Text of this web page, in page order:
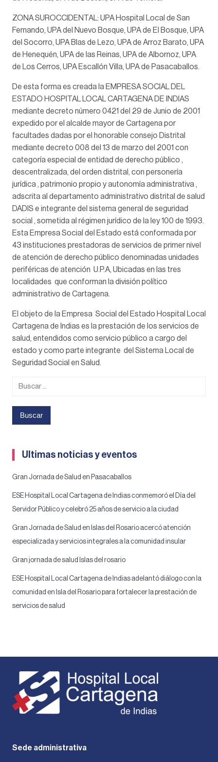
ZONA SUROCCIDENTAL: UPA Hospital Local de San
Fernando, UPA del Nuevo Bosque, UPA de El Bosque, UPA
del Socorro, UPA Blas de Lezo, UPA de Arroz Barato, UPA
de Henequén, UPA de las Reinas, UPA de Albornoz, UPA
de Los Cerros, UPA Escallón Villa, UPA de Pasacaballos.
De esta forma es creada la EMPRESA SOCIAL DEL
ESTADO HOSPITAL LOCAL CARTAGENA DE INDIAS
mediante decreto número 0421 del 29 de Junio de 2001
expedido por el alcalde mayor de Cartagena por
facultades dadas por el honorable consejo Distrital
mediante decreto 008 del 13 de marzo del 2001 con
categoría especial de entidad de derecho público ,
descentralizada, del orden distrital, con personería
jurídica , patrimonio propio y autonomía administrativa ,
adscrita al departamento administrativo distrital de salud
DADIS e integrante del sistema general de seguridad
social , sometida al régimen jurídico de la ley 100 de 1993.
Esta Empresa Social del Estado está conformada por
43 instituciones prestadoras de servicios de primer nivel
de atención de derecho público denominadas unidades
periféricas de atención U.P.A, Ubicadas en las tres
localidades que conforman la división político
administrativo de Cartagena.
El objeto de la Empresa Social del Estado Hospital Local
Cartagena de Indias es la prestación de los servicios de
salud, entendidos como servicio público a cargo del
estado y como parte integrante del Sistema Local de
Seguridad Social en Salud.
Buscar:
Ultimas noticias y eventos
Gran Jornada de Salud en Pasacaballos
ESE Hospital Local Cartagena de Indias conmemoró el Día del
Servidor Público y celebró 25 años de servicio a la ciudad
Gran Jornada de Salud en Islas del Rosario acercó atención
especializada y servicios integrales a la comunidad insular
Gran jornada de salud Islas del rosario
ESE Hospital Local Cartagena de Indias adelantó diálogo con la
comunidad en Isla del Rosario para fortalecer la prestación de
servicios de salud
Sede administrativa